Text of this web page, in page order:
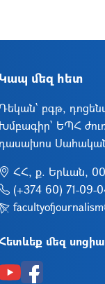
Կապ մեզ հետ
Դեկան` բգթ,
Խմբագիր՝ ԵՊՀ
դասախոս
ՀՀ, ք. Երևան,
(+374 60) 71-09-
մեզ